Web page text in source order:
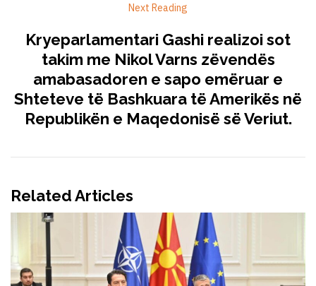
Next Reading
Kryeparlamentari Gashi realizoi sot
takim me Nikol Varns zëvendës
amabasadoren e sapo emëruar e
Shteteve të Bashkuara të Amerikës në
Republikën e Maqedonisë së Veriut.
Related Articles